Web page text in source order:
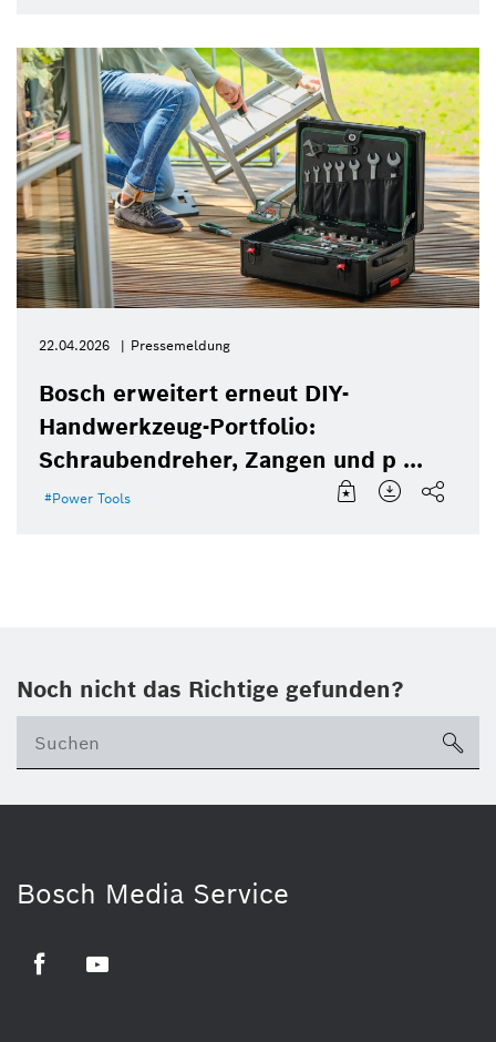
22.04.2026 Pressemeldung
Bosch erweitert erneut DIY-
Handwerkzeug-Portfolio:
Schraubendreher, Zangen und p ...
Power Tools
Noch nicht das Richtige gefunden?
Bosch Media Service